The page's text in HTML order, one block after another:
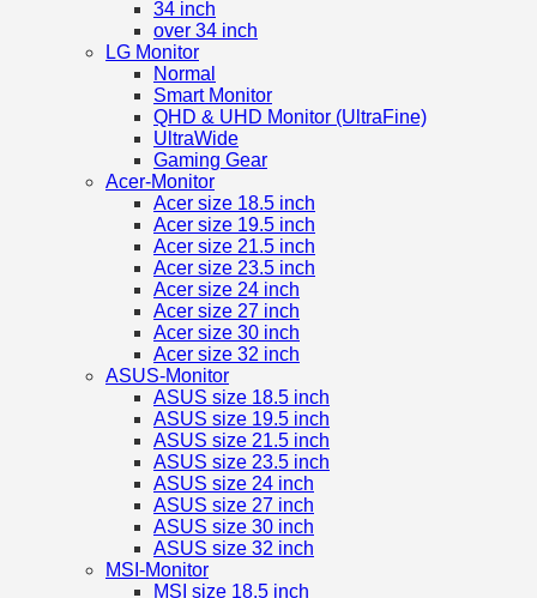
34 inch
over 34 inch
LG Monitor
Normal
Smart Monitor
QHD & UHD Monitor (UltraFine)
UltraWide
Gaming Gear
Acer-Monitor
Acer size 18.5 inch
Acer size 19.5 inch
Acer size 21.5 inch
Acer size 23.5 inch
Acer size 24 inch
Acer size 27 inch
Acer size 30 inch
Acer size 32 inch
ASUS-Monitor
ASUS size 18.5 inch
ASUS size 19.5 inch
ASUS size 21.5 inch
ASUS size 23.5 inch
ASUS size 24 inch
ASUS size 27 inch
ASUS size 30 inch
ASUS size 32 inch
MSI-Monitor
MSI size 18.5 inch